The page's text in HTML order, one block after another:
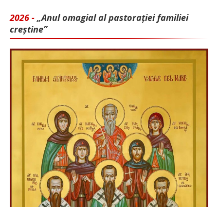
2026 - „Anul omagial al pastorației familiei
creștine”